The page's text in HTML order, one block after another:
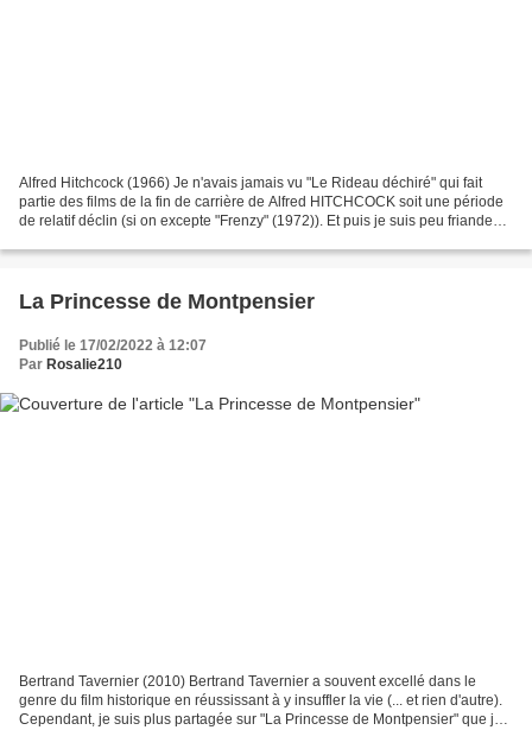
Alfred Hitchcock (1966) Je n'avais jamais vu "Le Rideau déchiré" qui fait
partie des films de la fin de carrière de Alfred HITCHCOCK soit une période
de relatif déclin (si on excepte "Frenzy" (1972)). Et puis je suis peu friande
La Princesse de Montpensier
Publié le 17/02/2022 à 12:07
Par Rosalie210
Bertrand Tavernier (2010) Bertrand Tavernier a souvent excellé dans le
genre du film historique en réussissant à y insuffler la vie (... et rien d'autre).
Cependant, je suis plus partagée sur "La Princesse de Montpensier" que je